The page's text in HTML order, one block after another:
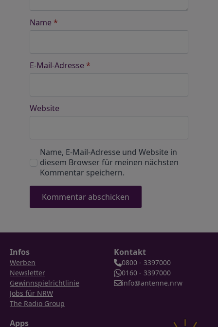
Name *
E-Mail-Adresse *
Website
Name, E-Mail-Adresse und Website in
diesem Browser für meinen nächsten
Kommentar speichern.
Infos
Werben
Newsletter
Gewinnspielrichtlinie
Jobs für NRW
The Radio Group
Kontakt
0800 - 3397000
0160 - 3397000
info@antenne.nrw
Apps